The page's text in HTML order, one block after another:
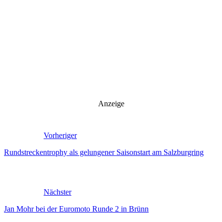
Anzeige
Vorheriger
Rundstreckentrophy als gelungener Saisonstart am Salzburgring
Nächster
Jan Mohr bei der Euromoto Runde 2 in Brünn